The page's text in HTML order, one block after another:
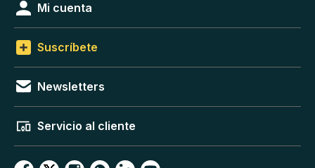
Mi cuenta
Suscríbete
Newsletters
Servicio al cliente